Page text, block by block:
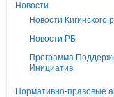
Новости
Новости Кигинского
Новости РБ
Программа
Инициатив
Нормативно-правовые